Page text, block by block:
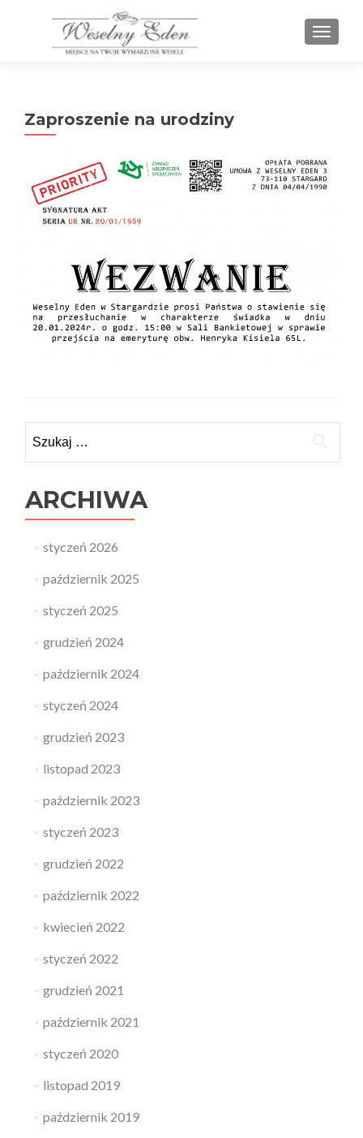
Zaproszenie na urodziny
ARCHIWA
styczeń 2026
październik 2025
styczeń 2025
grudzień 2024
październik 2024
styczeń 2024
grudzień 2023
listopad 2023
październik 2023
styczeń 2023
grudzień 2022
październik 2022
kwiecień 2022
styczeń 2022
grudzień 2021
październik 2021
styczeń 2020
listopad 2019
październik 2019